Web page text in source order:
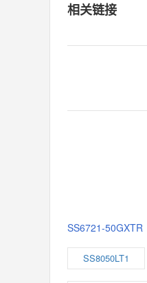
相关链接
SS6721-50GXTR
SS8050LT1